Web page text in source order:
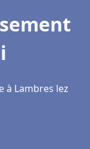
Lambres lez